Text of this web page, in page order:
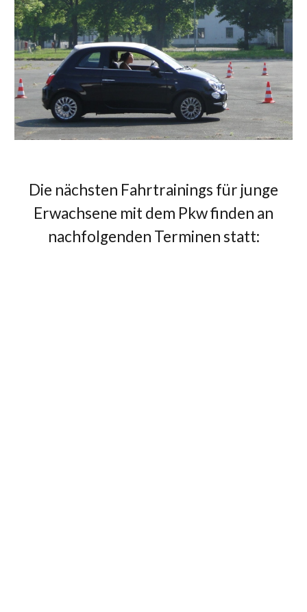
Die nächsten Fahrtrainings für junge
Erwachsene mit dem Pkw finden an
nachfolgenden Terminen statt: